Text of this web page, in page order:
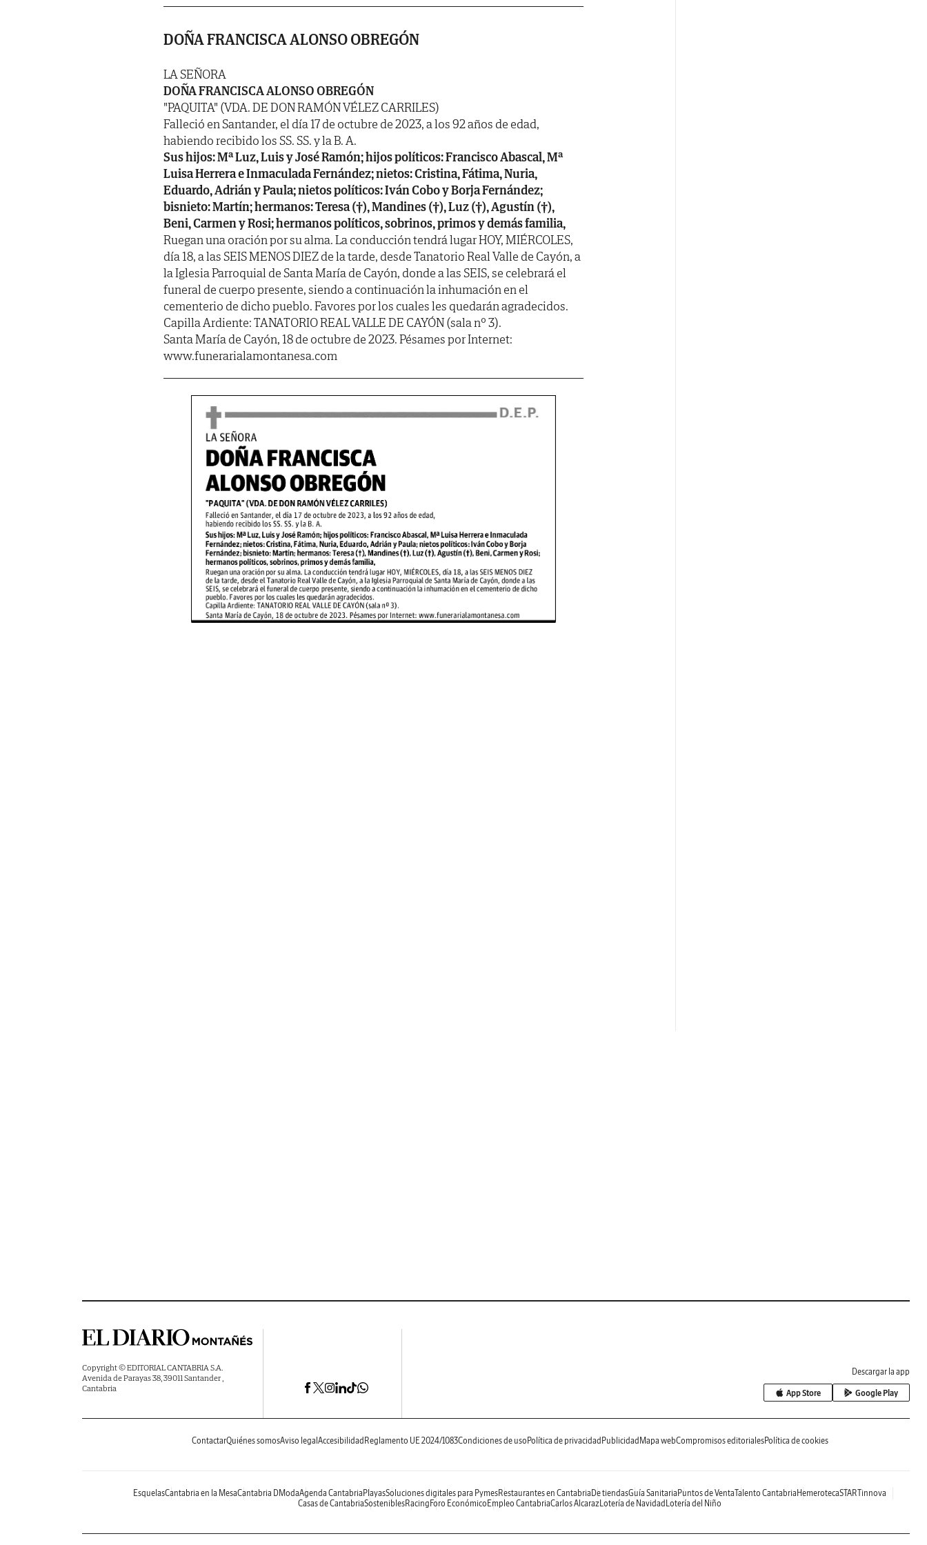
DOÑA FRANCISCA ALONSO OBREGÓN
LA SEÑORA
DOÑA FRANCISCA ALONSO OBREGÓN
"PAQUITA" (VDA. DE DON RAMÓN VÉLEZ CARRILES)
Falleció en Santander, el día 17 de octubre de 2023, a los 92 años de edad,
habiendo recibido los SS. SS. y la B. A.
Sus hijos: Mª Luz, Luis y José Ramón; hijos políticos: Francisco Abascal, Mª
Luisa Herrera e Inmaculada Fernández; nietos: Cristina, Fátima, Nuria,
Eduardo, Adrián y Paula; nietos políticos: Iván Cobo y Borja Fernández;
bisnieto: Martín; hermanos: Teresa (†), Mandines (†), Luz (†), Agustín (†),
Beni, Carmen y Rosi; hermanos políticos, sobrinos, primos y demás familia,
Ruegan una oración por su alma. La conducción tendrá lugar HOY, MIÉRCOLES,
día 18, a las SEIS MENOS DIEZ de la tarde, desde Tanatorio Real Valle de Cayón, a
la Iglesia Parroquial de Santa María de Cayón, donde a las SEIS, se celebrará el
funeral de cuerpo presente, siendo a continuación la inhumación en el
cementerio de dicho pueblo. Favores por los cuales les quedarán agradecidos.
Capilla Ardiente: TANATORIO REAL VALLE DE CAYÓN (sala nº 3).
Santa María de Cayón, 18 de octubre de 2023. Pésames por Internet:
www.funerarialamontanesa.com
Copyright © EDITORIAL CANTABRIA S.A.
Avenida de Parayas 38, 39011 Santander ,
Cantabria
Descargar la app
App Store Google Play
ContactarQuiénes somosAviso legal Accesibilidad Reglamento UE 2024/1083Condiciones de uso Política de privacidad Publicidad Mapa webCompromisos editorialesPolítica de cookies
EsquelasCantabria en la MesaCantabria DModaAgenda Cantabria PlayasSoluciones digitales para PymesRestaurantes en Cantabria De tiendasGuía Sanitaria Puntos de VentaTalento Cantabria HemerotecaSTARTinnova
Casas de CantabriaSosteniblesRacing Foro Económico Empleo CantabriaCarlos AlcarazLotería de Navidad Lotería del Niño